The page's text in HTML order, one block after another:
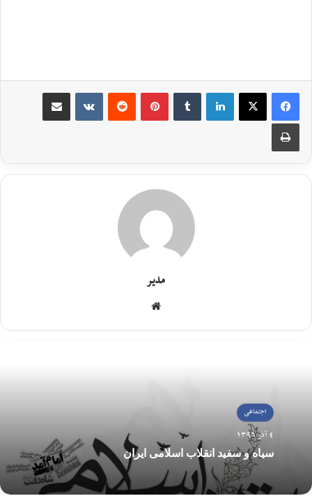
مدیر
اجتماعی
4 آذر 1396
سیاه و سفید انقلاب اسلامی ایران